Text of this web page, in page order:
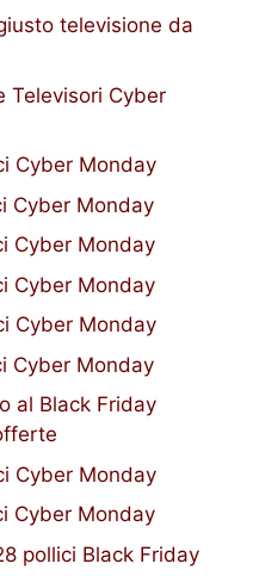
televisione da
Televisori Cyber
Cyber Monday
Cyber Monday
Cyber Monday
Cyber Monday
Cyber Monday
Cyber Monday
al Black Friday
Cyber Monday
Cyber Monday
pollici Black Friday